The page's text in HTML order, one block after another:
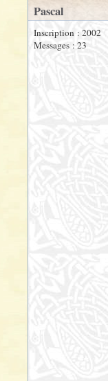
Pascal
Inscription : 2002
Messages : 23